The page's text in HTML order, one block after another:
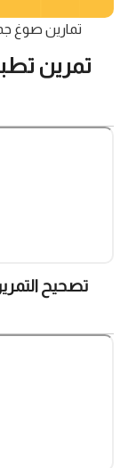
تمارين صوغ
تمرين
تصحيح